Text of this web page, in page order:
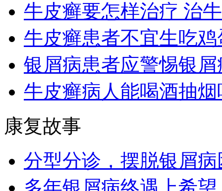
牛皮癣要怎样治疗 治
牛皮癣患者不宜生吃鸡
银屑病患者应警惕银
牛皮癣病人能喝酒抽烟
康复故事
分型分诊，摆脱银屑病